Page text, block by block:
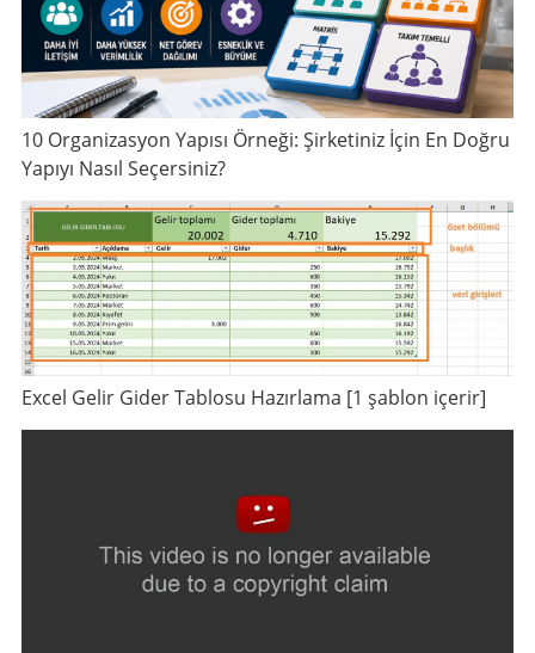
10 Organizasyon Yapısı Örneği: Şirketiniz İçin En Doğru
Yapıyı Nasıl Seçersiniz?
Excel Gelir Gider Tablosu Hazırlama [1 şablon içerir]